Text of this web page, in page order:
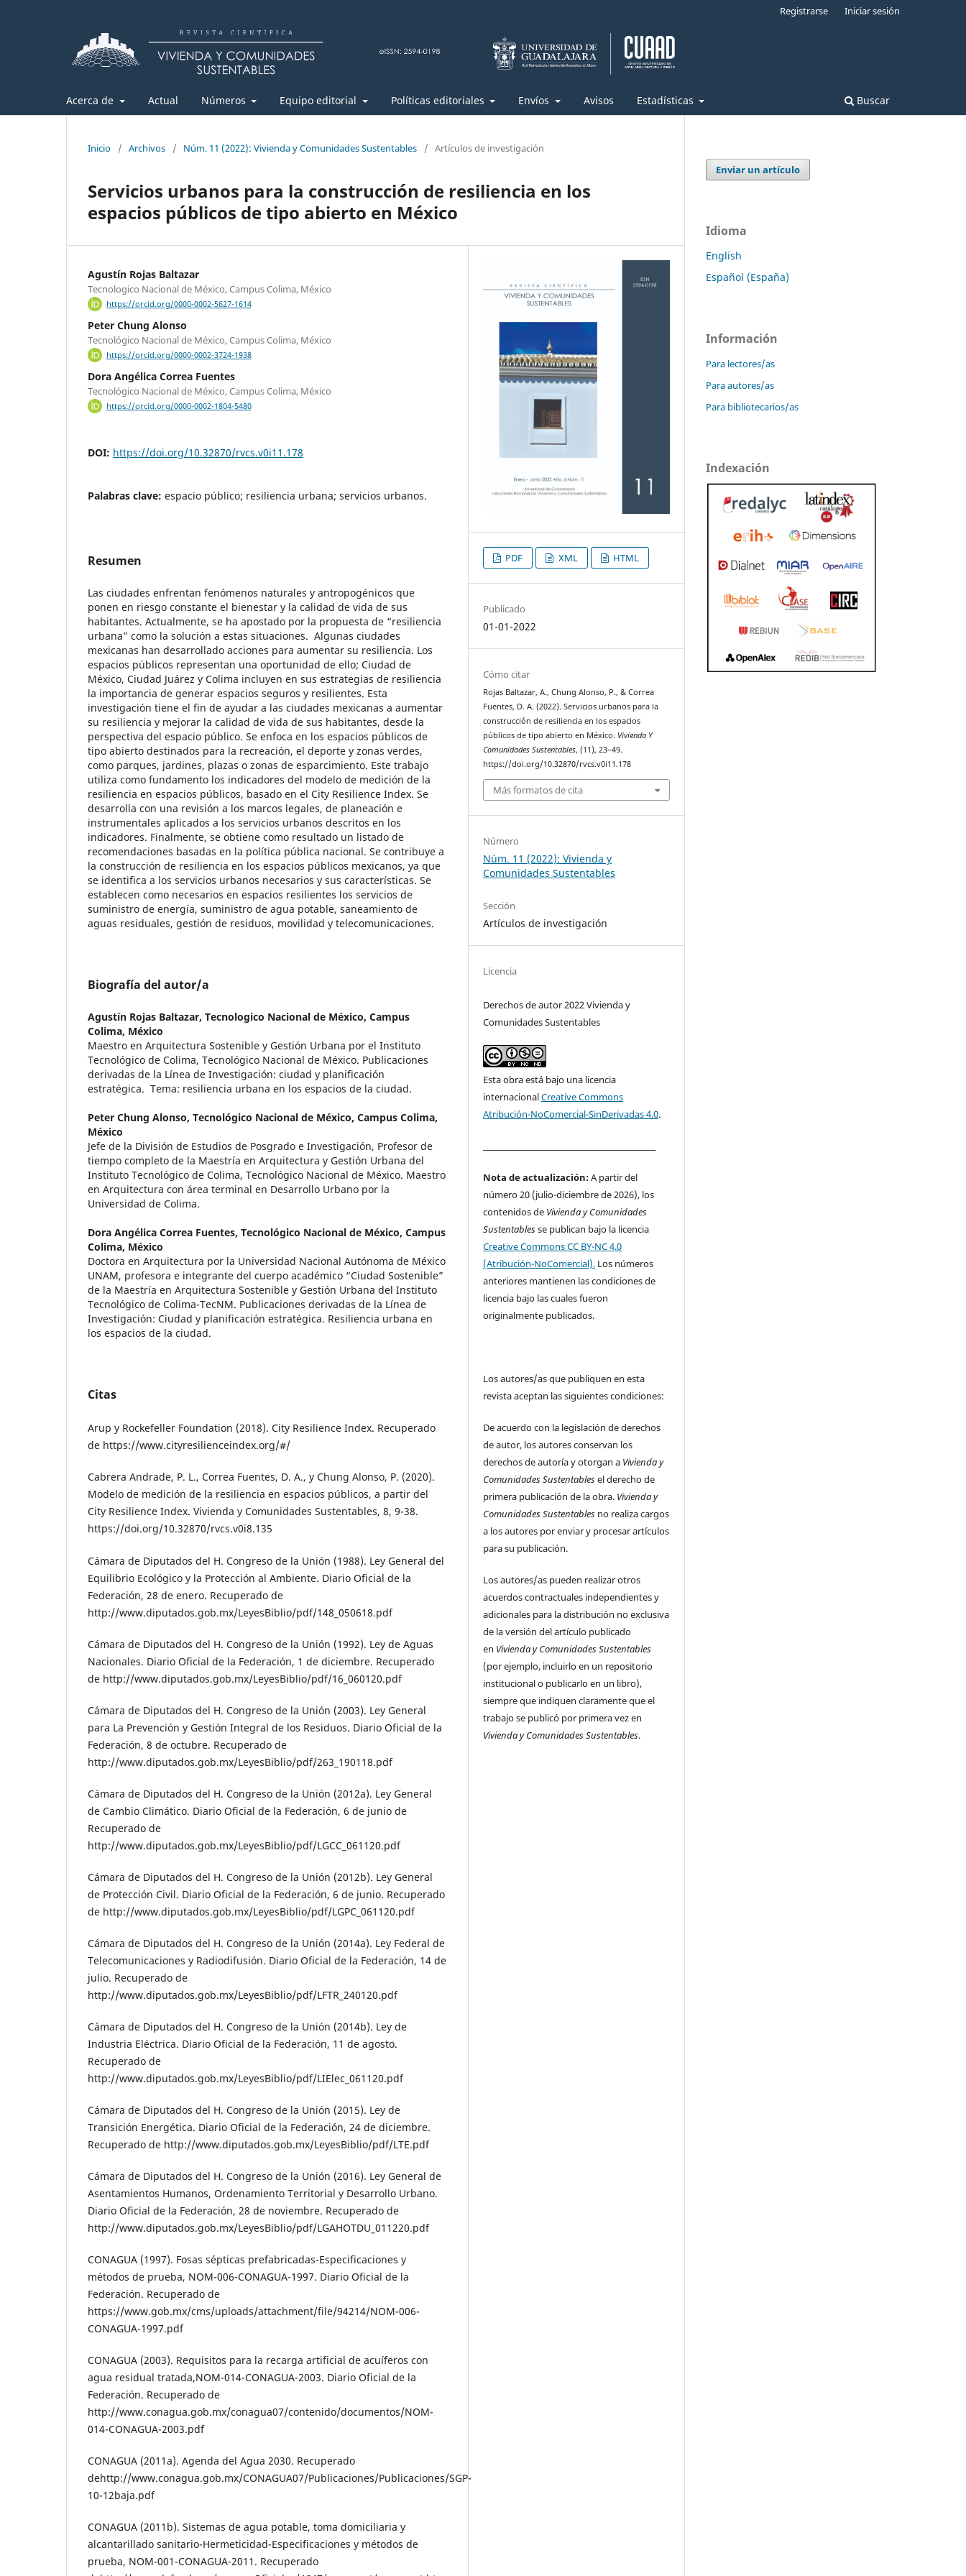
Acerca de Actual Números Equipo editorial Políticas editoriales Envíos Avisos Estadísticas Buscar
Registrarse Iniciar sesión
Inicio / Archivos / Núm. 11 (2022): Vivienda y Comunidades Sustentables / Artículos de investigación
Servicios urbanos para la construcción de resiliencia en los
espacios públicos de tipo abierto en México
Agustín Rojas Baltazar
Tecnologico Nacional de México, Campus Colima, México
https://orcid.org/0000-0002-5627-1614
Peter Chung Alonso
Tecnológico Nacional de México, Campus Colima, México
https://orcid.org/0000-0002-3724-1938
Dora Angélica Correa Fuentes
Tecnológico Nacional de México, Campus Colima, México
https://orcid.org/0000-0002-1804-5480
DOI: https://doi.org/10.32870/rvcs.v0i11.178
Palabras clave: espacio público; resiliencia urbana; servicios urbanos.
Resumen
Las ciudades enfrentan fenómenos naturales y antropogénicos que
ponen en riesgo constante el bienestar y la calidad de vida de sus
habitantes. Actualmente, se ha apostado por la propuesta de “resiliencia
urbana” como la solución a estas situaciones. Algunas ciudades
mexicanas han desarrollado acciones para aumentar su resiliencia. Los
espacios públicos representan una oportunidad de ello; Ciudad de
México, Ciudad Juárez y Colima incluyen en sus estrategias de resiliencia
la importancia de generar espacios seguros y resilientes. Esta
investigación tiene el fin de ayudar a las ciudades mexicanas a aumentar
su resiliencia y mejorar la calidad de vida de sus habitantes, desde la
perspectiva del espacio público. Se enfoca en los espacios públicos de
tipo abierto destinados para la recreación, el deporte y zonas verdes,
como parques, jardines, plazas o zonas de esparcimiento. Este trabajo
utiliza como fundamento los indicadores del modelo de medición de la
resiliencia en espacios públicos, basado en el City Resilience Index. Se
desarrolla con una revisión a los marcos legales, de planeación e
instrumentales aplicados a los servicios urbanos descritos en los
indicadores. Finalmente, se obtiene como resultado un listado de
recomendaciones basadas en la política pública nacional. Se contribuye a
la construcción de resiliencia en los espacios públicos mexicanos, ya que
se identifica a los servicios urbanos necesarios y sus características. Se
establecen como necesarios en espacios resilientes los servicios de
suministro de energía, suministro de agua potable, saneamiento de
aguas residuales, gestión de residuos, movilidad y telecomunicaciones.
Biografía del autor/a
Agustín Rojas Baltazar, Tecnologico Nacional de México, Campus
Colima, México
Maestro en Arquitectura Sostenible y Gestión Urbana por el Instituto
Tecnológico de Colima, Tecnológico Nacional de México. Publicaciones
derivadas de la Línea de Investigación: ciudad y planificación
estratégica. Tema: resiliencia urbana en los espacios de la ciudad.
Peter Chung Alonso, Tecnológico Nacional de México, Campus Colima,
México
Jefe de la División de Estudios de Posgrado e Investigación, Profesor de
tiempo completo de la Maestría en Arquitectura y Gestión Urbana del
Instituto Tecnológico de Colima, Tecnológico Nacional de México. Maestro
en Arquitectura con área terminal en Desarrollo Urbano por la
Universidad de Colima.
Dora Angélica Correa Fuentes, Tecnológico Nacional de México, Campus
Colima, México
Doctora en Arquitectura por la Universidad Nacional Autónoma de México
UNAM, profesora e integrante del cuerpo académico “Ciudad Sostenible”
de la Maestría en Arquitectura Sostenible y Gestión Urbana del Instituto
Tecnológico de Colima-TecNM. Publicaciones derivadas de la Línea de
Investigación: Ciudad y planificación estratégica. Resiliencia urbana en
los espacios de la ciudad.
Citas
Arup y Rockefeller Foundation (2018). City Resilience Index. Recuperado
de https://www.cityresilienceindex.org/#/
Cabrera Andrade, P. L., Correa Fuentes, D. A., y Chung Alonso, P. (2020).
Modelo de medición de la resiliencia en espacios públicos, a partir del
City Resilience Index. Vivienda y Comunidades Sustentables, 8, 9-38.
https://doi.org/10.32870/rvcs.v0i8.135
Cámara de Diputados del H. Congreso de la Unión (1988). Ley General del
Equilibrio Ecológico y la Protección al Ambiente. Diario Oficial de la
Federación, 28 de enero. Recuperado de
http://www.diputados.gob.mx/LeyesBiblio/pdf/148_050618.pdf
Cámara de Diputados del H. Congreso de la Unión (1992). Ley de Aguas
Nacionales. Diario Oficial de la Federación, 1 de diciembre. Recuperado
de http://www.diputados.gob.mx/LeyesBiblio/pdf/16_060120.pdf
Cámara de Diputados del H. Congreso de la Unión (2003). Ley General
para La Prevención y Gestión Integral de los Residuos. Diario Oficial de la
Federación, 8 de octubre. Recuperado de
http://www.diputados.gob.mx/LeyesBiblio/pdf/263_190118.pdf
Cámara de Diputados del H. Congreso de la Unión (2012a). Ley General
de Cambio Climático. Diario Oficial de la Federación, 6 de junio de
Recuperado de
http://www.diputados.gob.mx/LeyesBiblio/pdf/LGCC_061120.pdf
Cámara de Diputados del H. Congreso de la Unión (2012b). Ley General
de Protección Civil. Diario Oficial de la Federación, 6 de junio. Recuperado
de http://www.diputados.gob.mx/LeyesBiblio/pdf/LGPC_061120.pdf
Cámara de Diputados del H. Congreso de la Unión (2014a). Ley Federal de
Telecomunicaciones y Radiodifusión. Diario Oficial de la Federación, 14 de
julio. Recuperado de
http://www.diputados.gob.mx/LeyesBiblio/pdf/LFTR_240120.pdf
Cámara de Diputados del H. Congreso de la Unión (2014b). Ley de
Industria Eléctrica. Diario Oficial de la Federación, 11 de agosto.
Recuperado de
http://www.diputados.gob.mx/LeyesBiblio/pdf/LIElec_061120.pdf
Cámara de Diputados del H. Congreso de la Unión (2015). Ley de
Transición Energética. Diario Oficial de la Federación, 24 de diciembre.
Recuperado de http://www.diputados.gob.mx/LeyesBiblio/pdf/LTE.pdf
Cámara de Diputados del H. Congreso de la Unión (2016). Ley General de
Asentamientos Humanos, Ordenamiento Territorial y Desarrollo Urbano.
Diario Oficial de la Federación, 28 de noviembre. Recuperado de
http://www.diputados.gob.mx/LeyesBiblio/pdf/LGAHOTDU_011220.pdf
CONAGUA (1997). Fosas sépticas prefabricadas-Especificaciones y
métodos de prueba, NOM-006-CONAGUA-1997. Diario Oficial de la
Federación. Recuperado de
https://www.gob.mx/cms/uploads/attachment/file/94214/NOM-006-
CONAGUA-1997.pdf
CONAGUA (2003). Requisitos para la recarga artificial de acuíferos con
agua residual tratada,NOM-014-CONAGUA-2003. Diario Oficial de la
Federación. Recuperado de
http://www.conagua.gob.mx/conagua07/contenido/documentos/NOM-
014-CONAGUA-2003.pdf
CONAGUA (2011a). Agenda del Agua 2030. Recuperado
dehttp://www.conagua.gob.mx/CONAGUA07/Publicaciones/Publicaciones/SGP-
10-12baja.pdf
CONAGUA (2011b). Sistemas de agua potable, toma domiciliaria y
alcantarillado sanitario-Hermeticidad-Especificaciones y métodos de
prueba, NOM-001-CONAGUA-2011. Recuperado
PDF XML HTML
Publicado
01-01-2022
Cómo citar
Rojas Baltazar, A., Chung Alonso, P., & Correa
Fuentes, D. A. (2022). Servicios urbanos para la
construcción de resiliencia en los espacios
públicos de tipo abierto en México. Vivienda Y
Comunidades Sustentables, (11), 23–49.
https://doi.org/10.32870/rvcs.v0i11.178
Más formatos de cita
Número
Núm. 11 (2022): Vivienda y
Comunidades Sustentables
Sección
Artículos de investigación
Licencia
Derechos de autor 2022 Vivienda y
Comunidades Sustentables
Esta obra está bajo una licencia
internacionalCreative Commons
Atribución-NoComercial-SinDerivadas 4.0.
Nota de actualización:A partir del
número 20 (julio-diciembre de 2026), los
contenidos de Vivienda y Comunidades
Sustentablesse publican bajo la licencia
Creative Commons CC BY-NC 4.0
(Atribución-NoComercial). Los números
anteriores mantienen las condiciones de
licencia bajo las cuales fueron
originalmente publicados.
Los autores/as que publiquen en esta
revista aceptan las siguientes condiciones:
De acuerdo con la legislación de derechos
de autor, los autores conservan los
derechos de autoría y otorgan a Vivienda y
Comunidades Sustentablesel derecho de
primera publicación de la obra. Vivienda y
Comunidades Sustentables no realiza cargos
a los autores por enviar y procesar artículos
para su publicación.
Los autores/as pueden realizar otros
acuerdos contractuales independientes y
adicionales para la distribución no exclusiva
de la versión del artículo publicado
en Vivienda y Comunidades Sustentables
(por ejemplo, incluirlo en un repositorio
institucional o publicarlo en un libro),
siempre que indiquen claramente que el
trabajo se publicó por primera vez en
Vivienda y Comunidades Sustentables.
Enviar un artículo
Idioma
English
Español (España)
Información
Para lectores/as
Para autores/as
Para bibliotecarios/as
Indexación